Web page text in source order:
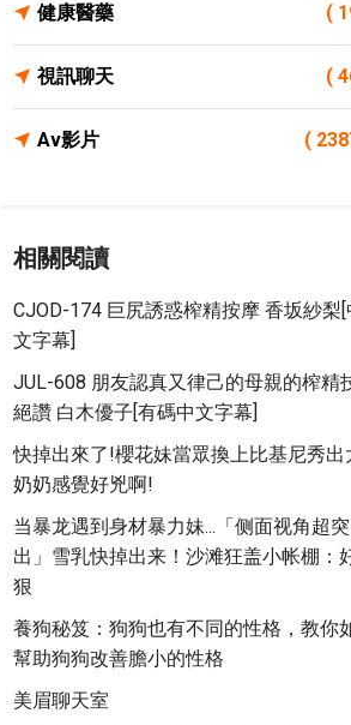
健康醫藥 (
視訊聊天 (
Av影片 (
相關閱讀
CJOD-174 巨尻誘惑榨精按摩 香坂紗梨[
文字幕]
JUL-608 朋友認真又律己的母親的榨精
絕讚 白木優子[有碼中文字幕]
快掉出來了!櫻花妹當眾換上比基尼秀出
奶奶感覺好兇啊!
当暴龙遇到身材暴力妹...「侧面视角超突
出」雪乳快掉出来！沙滩狂盖小帐棚：
狠
養狗秘笈：狗狗也有不同的性格，教你
幫助狗狗改善膽小的性格
美眉聊天室